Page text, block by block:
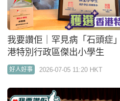
我要讚佢｜罕見病「石頭症
港特別行政區傑出小學生
好人好事 2026-07-05 11:20 HKT